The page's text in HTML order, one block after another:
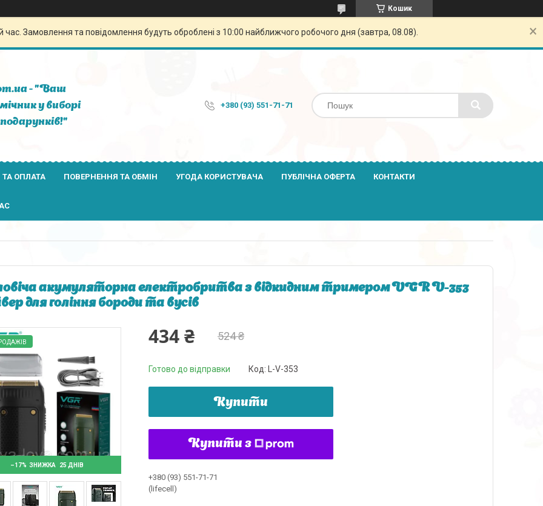
Кошик
час. Замовлення та повідомлення будуть оброблені з 10:00 найближчого робочого дня (завтра, 08.08).
- "Ваш
у виборі
+380 (93) 551-71-71
ОПЛАТА ПОВЕРНЕННЯ ТА ОБМІН УГОДА КОРИСТУВАЧА ПУБЛІЧНА ОФЕРТА КОНТАКТИ
акумуляторна електробритва з відкидним тримером VGR V-353
для гоління бороди та вусів
–17% 25 ДНІВ
524 ₴
434 ₴
Готово до відправки Код: L-V-353
Купити
Купити з
+380 (93) 551-71-71
(lifecell)